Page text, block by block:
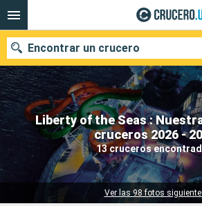
Liberty of the Seas :
cruceros 2026 -
13 cruceros
Ver las 98 fotos
Encontrar un crucero
Nuestros destinos
Fecha de salida